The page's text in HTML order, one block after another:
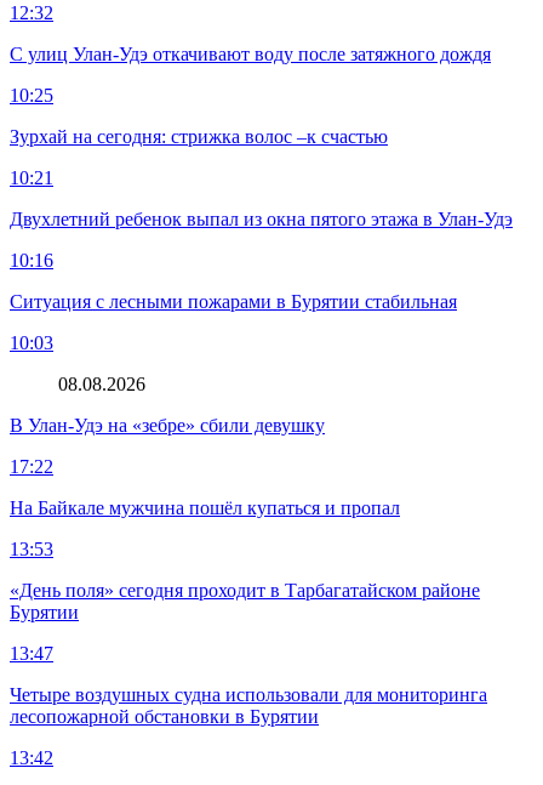
12:32
С улиц Улан-Удэ откачивают воду после затяжного дождя
10:25
Зурхай на сегодня: стрижка волос –к счастью
10:21
Двухлетний ребенок выпал из окна пятого этажа в Улан-Удэ
10:16
Ситуация с лесными пожарами в Бурятии стабильная
10:03
08.08.2026
В Улан-Удэ на «зебре» сбили девушку
17:22
На Байкале мужчина пошёл купаться и пропал
13:53
«День поля» сегодня проходит в Тарбагатайском районе
Бурятии
13:47
Четыре воздушных судна использовали для мониторинга
лесопожарной обстановки в Бурятии
13:42